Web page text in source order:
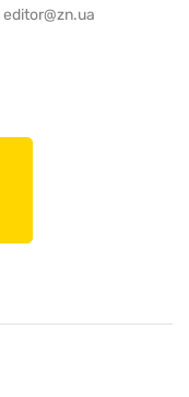
editor@zn.ua